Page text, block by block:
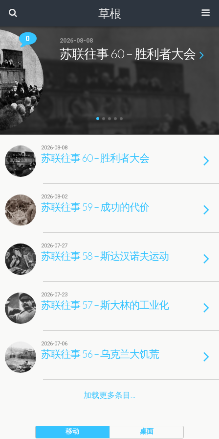
草根
0 2026-08-08
苏联往事 60 – 胜利者大会
2026-08-08
苏联往事 60 – 胜利者大会
2026-08-02
苏联往事 59 – 成功的代价
2026-07-27
苏联往事 58 – 斯达汉诺夫运动
2026-07-23
苏联往事 57 – 斯大林的工业化
2026-07-06
苏联往事 56 – 乌克兰大饥荒
加载更多条目…
移动 桌面